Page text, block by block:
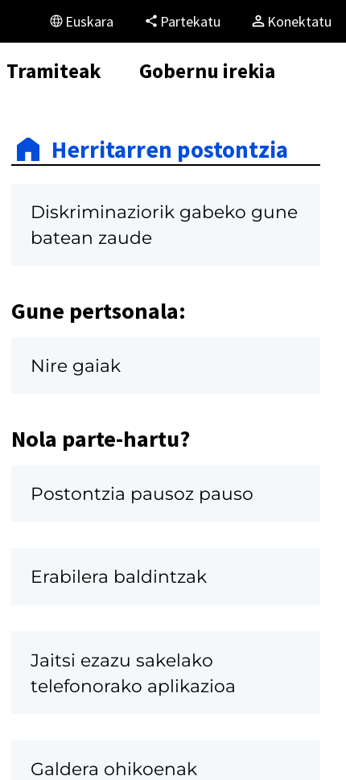
Euskara Partekatu Konektatu
Tramiteak Gobernu irekia
Herritarren postontzia
Diskriminaziorik gabeko gune
batean zaude
Gune pertsonala:
Nire gaiak
Nola parte-hartu?
Postontzia pausoz pauso
Erabilera baldintzak
Jaitsi ezazu sakelako
telefonorako aplikazioa
Galdera ohikoenak